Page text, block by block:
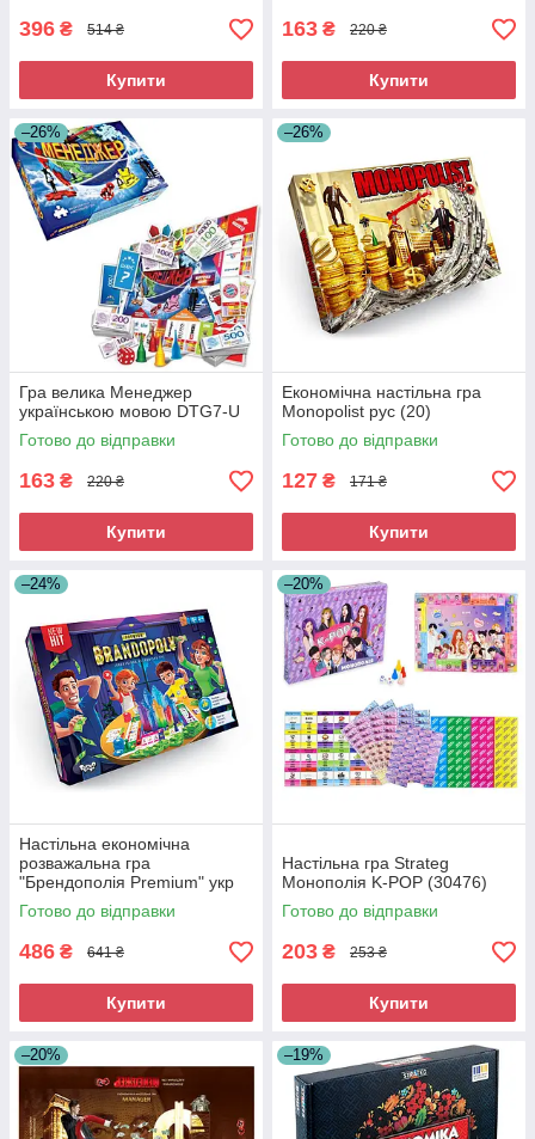
396 ₴ 514 ₴
Купити
163 ₴ 220 ₴
Купити
–26%
Гра велика Менеджер
українською мовою DTG7-U
Готово до відправки
163 ₴ 220 ₴
Купити
–26%
Економічна настільна гра
Monopolist рус (20)
Готово до відправки
127 ₴ 171 ₴
Купити
–24%
Настільна економічна
розважальна гра
"Брендополія Premium" укр
Готово до відправки
486 ₴ 641 ₴
Купити
–20%
Настільна гра Strateg
Монополія K-POР (30476)
Готово до відправки
203 ₴ 253 ₴
Купити
–20% –19%